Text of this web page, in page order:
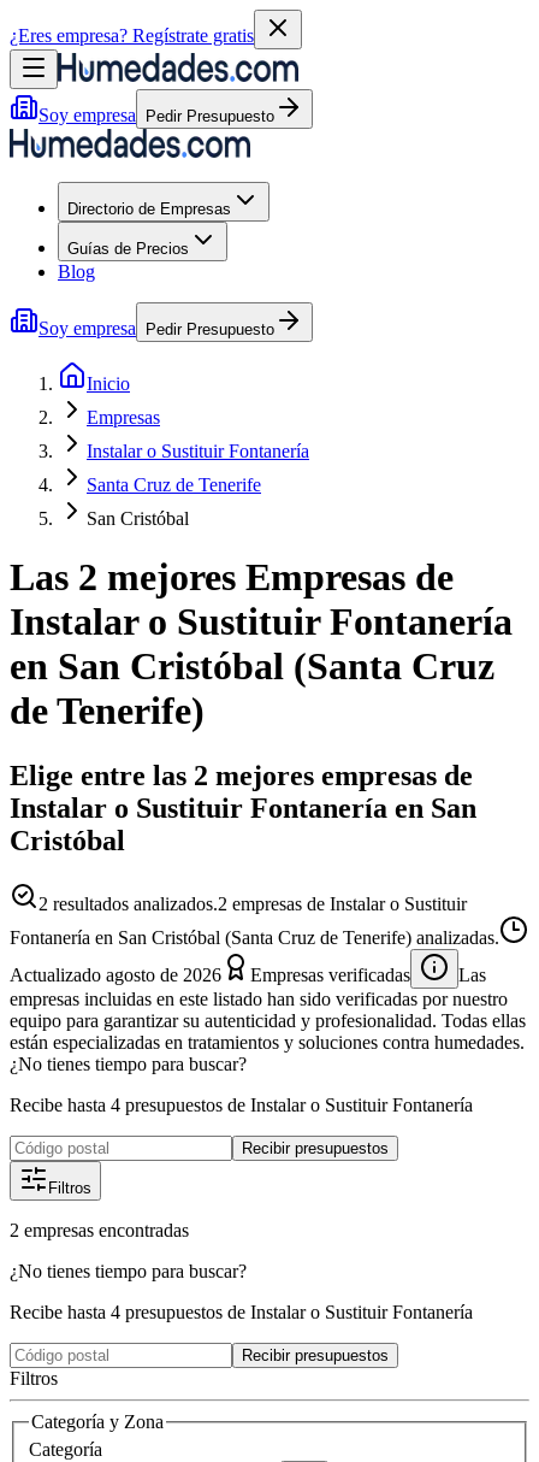
¿Eres empresa? Regístrate gratis
Soy empresa Pedir Presupuesto
Directorio de Empresas
Guías de Precios
Blog
Soy empresa Pedir Presupuesto
Inicio
Empresas
Instalar o Sustituir Fontanería
Santa Cruz de Tenerife
San Cristóbal
Las 2 mejores Empresas de
Instalar o Sustituir Fontanería
en San Cristóbal (Santa Cruz
de Tenerife)
Elige entre las 2 mejores empresas de
Instalar o Sustituir Fontanería en San
Cristóbal
2 resultados analizados.2 empresas de Instalar o Sustituir
Fontanería en San Cristóbal (Santa Cruz de Tenerife) analizadas.
Actualizado agosto de 2026 Empresas verificadas
Las
empresas incluidas en este listado han sido verificadas por nuestro
equipo para garantizar su autenticidad y profesionalidad. Todas ellas
están especializadas en tratamientos y soluciones contra humedades.
¿No tienes tiempo para buscar?
Recibe hasta 4 presupuestos de Instalar o Sustituir Fontanería
Recibir presupuestos
Filtros
2 empresas encontradas
¿No tienes tiempo para buscar?
Recibe hasta 4 presupuestos de Instalar o Sustituir Fontanería
Recibir presupuestos
Filtros
Categoría y Zona
Categoría